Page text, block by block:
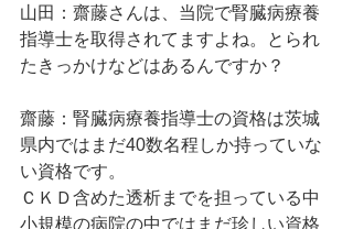
山田：齋藤さんは、当院で腎臓病療養
指導士を取得されてますよね。とられ
たきっかけなどはあるんですか？
齋藤：腎臓病療養指導士の資格は茨城
県内ではまだ40数名程しか持っていな
い資格です。
ＣＫＤ含めた透析までを担っている中
小規模の病院の中ではまだ珍しい資格